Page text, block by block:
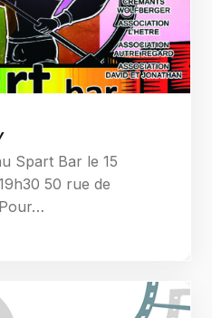
Spart Bar le 15
50 rue de